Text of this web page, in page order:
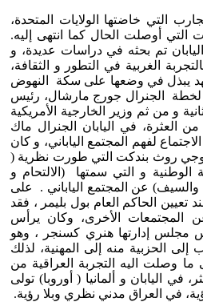
التي خاضتها الولايات المتحدة،
أوصلت الحال كما انتهى إليه.
تم بحثه في دراسات عديدة، و
الغربية في التطور و الثقافة،
يبذل في وضعها على سكة النهوض
لخطة الجنرال جورج مارشال، رئيس
و من ثم وزير الخارجية الأمريكية
العثرة، في اليابان الجنرال ماك
لفهم المجتمع الياباني، و كان
روث بندكت التي طورت نظرية (
و التي سمتها (الالتحام و
والسيف) عن المجتمع الياباني . على
الحاكم العام بول بليمر ، فقد
المجتمعات الأخرى، وكان يرأس
مجلس إدارتها هنري كسنجر ، وهو
إلى الحزبية منه إلى المهنية، لذلك
وصلت اليه التجربة العراقية من
اليابان و ألمانيا ( أوروبا) تولى
في العراق مدني نظري وبلا رؤية.